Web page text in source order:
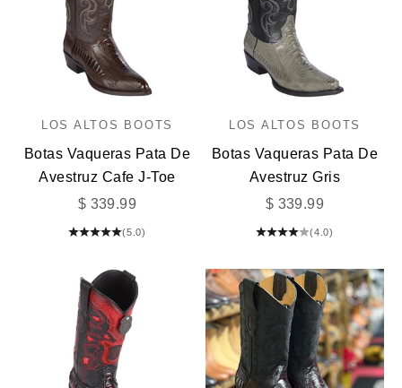
LOS ALTOS BOOTS
Botas Vaqueras Pata De
Avestruz Cafe J-Toe
Precio de oferta
$ 339.99
(5.0)
LOS ALTOS BOOTS
Botas Vaqueras Pata De
Avestruz Gris
Precio de oferta
$ 339.99
(4.0)